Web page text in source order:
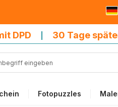
DPD 30 Tage
Fotopuzzles